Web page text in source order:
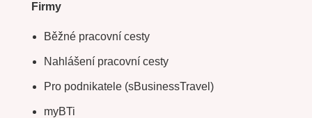
Firmy
Běžné pracovní cesty
Nahlášení pracovní cesty
Pro podnikatele (sBusinessTravel)
myBTi